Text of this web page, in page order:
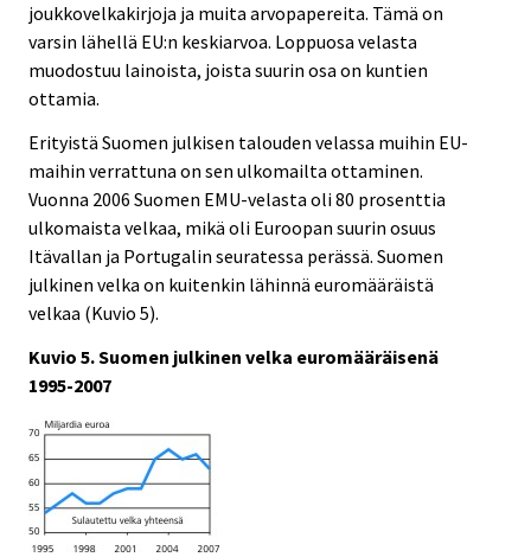
joukkovelkakirjoja ja muita arvopapereita. Tämä on
varsin lähellä EU:n keskiarvoa. Loppuosa velasta
muodostuu lainoista, joista suurin osa on kuntien
ottamia.
Erityistä Suomen julkisen talouden velassa muihin EU-
maihin verrattuna on sen ulkomailta ottaminen.
Vuonna 2006 Suomen EMU-velasta oli 80 prosenttia
ulkomaista velkaa, mikä oli Euroopan suurin osuus
Itävallan ja Portugalin seuratessa perässä. Suomen
julkinen velka on kuitenkin lähinnä euromääräistä
velkaa (Kuvio 5).
Kuvio 5. Suomen julkinen velka euromääräisenä
1995-2007